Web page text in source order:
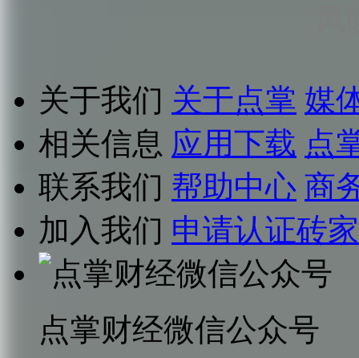
关于我们 关于点掌 媒
相关信息 应用下载 点
联系我们 帮助中心 商
加入我们 申请认证砖家
点掌财经微信公众号